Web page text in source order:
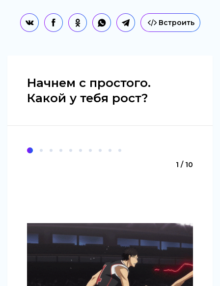
Встроить
Начнем с простого.
Какой у тебя рост?
1 / 10